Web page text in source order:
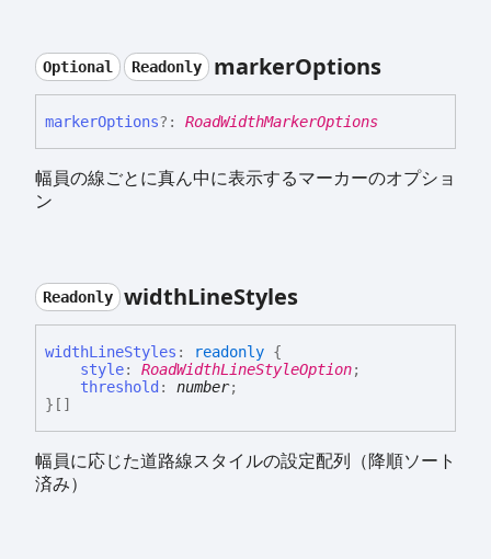
Optional Readonly markerOptions
markerOptions?: RoadWidthMarkerOptions
幅員の線ごとに真ん中に表示するマーカーのオプショ
ン
Readonly widthLineStyles
widthLineStyles : readonly {
style: RoadWidthLineStyleOption;
threshold : number;
} []
幅員に応じた道路線スタイルの設定配列（降順ソート
済み）